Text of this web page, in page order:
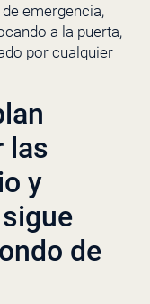
emergencia,
a la puerta,
por cualquier
las
y
de